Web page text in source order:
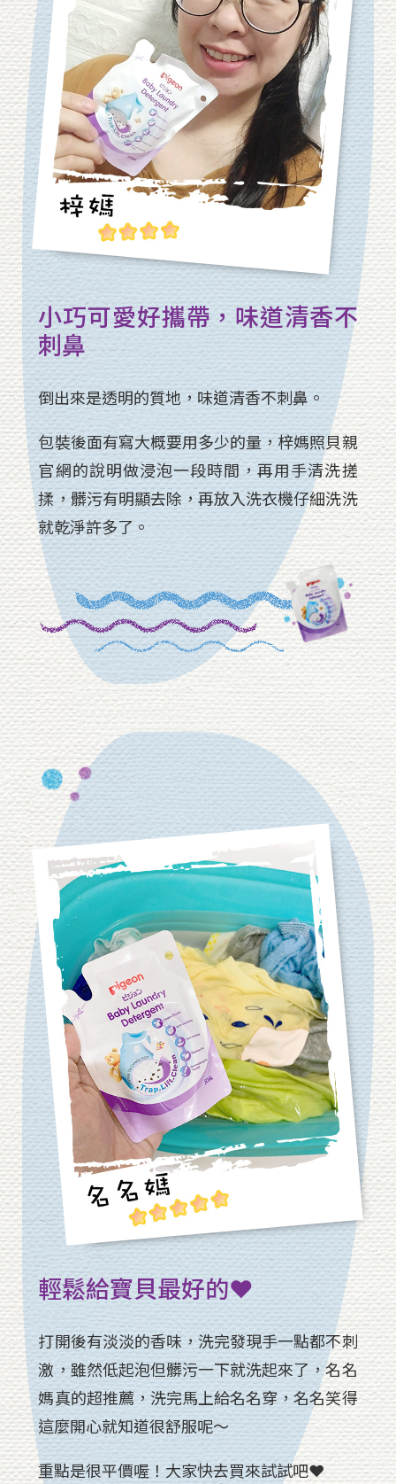
小巧可愛好攜帶，味道清香不
刺鼻
倒出來是透明的質地，味道清香不刺鼻。
包裝後面有寫大概要用多少的量，梓媽照貝親
官網的說明做浸泡一段時間，再用手清洗搓
揉，髒污有明顯去除，再放入洗衣機仔細洗洗
就乾淨許多了。
輕鬆給寶貝最好的❤
打開後有淡淡的香味，洗完發現手一點都不刺
激，雖然低起泡但髒污一下就洗起來了，名名
媽真的超推薦，洗完馬上給名名穿，名名笑得
這麼開心就知道很舒服呢～
重點是很平價喔！大家快去買來試試吧❤️